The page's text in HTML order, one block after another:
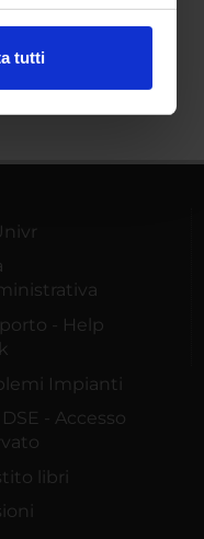
tutti
- Help
Impianti
- Accesso
libri